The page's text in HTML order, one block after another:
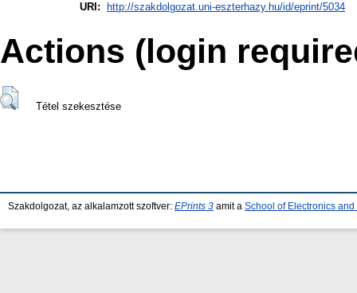
URI:
http://szakdolgozat.uni-eszterhazy.hu/id/eprint/5034
Actions (login
Tétel szekesztése
Szakdolgozat, az alkalamzott szoftver: EPrints 3 amit a School of Electronics